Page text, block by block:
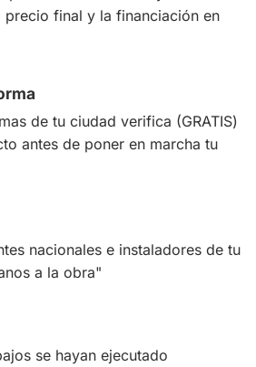
precio final y la financiación en
de tu ciudad verifica (GRATIS)
antes de poner en marcha tu
nacionales e instaladores de tu
a la obra"
se hayan ejecutado